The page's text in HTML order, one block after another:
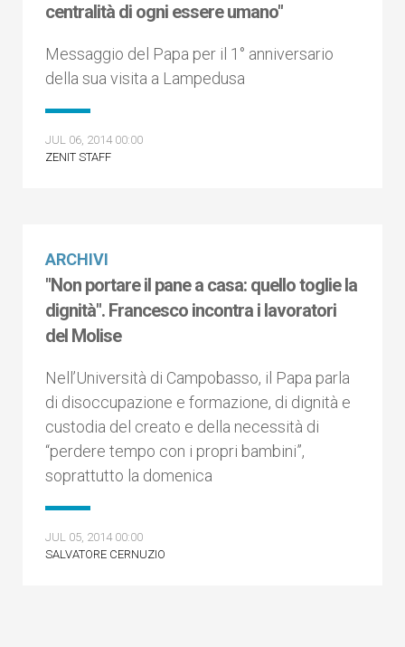
centralità di ogni essere umano"
Messaggio del Papa per il 1° anniversario
della sua visita a Lampedusa
JUL 06, 2014 00:00
ZENIT STAFF
ARCHIVI
"Non portare il pane a casa: quello toglie la
dignità". Francesco incontra i lavoratori
del Molise
Nell’Università di Campobasso, il Papa parla
di disoccupazione e formazione, di dignità e
custodia del creato e della necessità di
“perdere tempo con i propri bambini”,
soprattutto la domenica
JUL 05, 2014 00:00
SALVATORE CERNUZIO